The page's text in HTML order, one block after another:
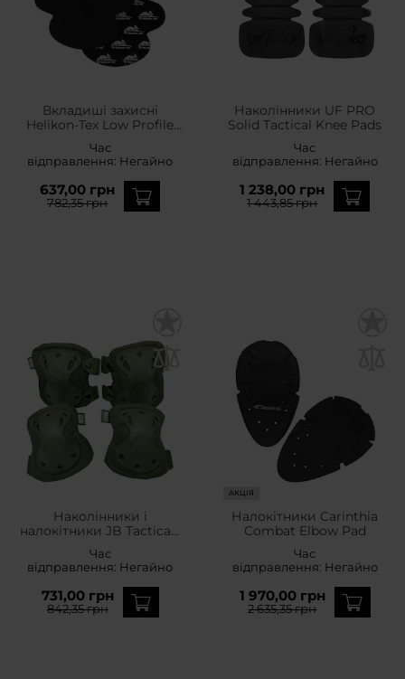
Вкладиші захисні
Helikon-Tex Low Profile
Black
Час
відправлення: Негайно
637,00 грн
782,35 грн
Наколінники UF PRO
Solid Tactical Knee Pads
Час
відправлення: Негайно
1 238,00 грн
1 443,85 грн
Наколінники і
налокітники JB Tacticals
Час
відправлення: Негайно
731,00 грн
842,35 грн
АКЦІЯ
Налокітники Carinthia
Combat Elbow Pad
Час
відправлення: Негайно
1 970,00 грн
2 635,35 грн